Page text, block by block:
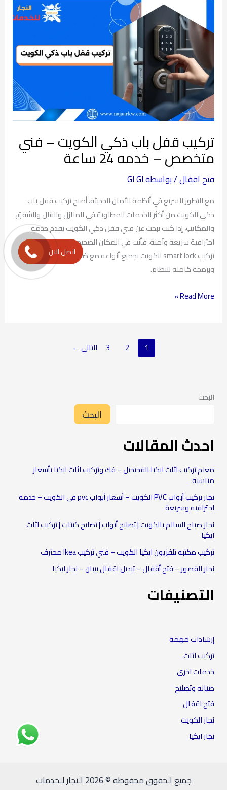
تركيب قفل باب ذكي الكويت – فني
متخصص – خدمه 24 ساعة
فتح اقفال/ بواسطةGI GI
مع التطور السريع في أنظمة الأمان الحديثة، أصبح تركيب قفل باب
ذكي الكويت من أكثر الخدمات المطلوبة في المنازل والفلل والشقق
والمكاتب، إذا كنت تبحث عن فني قفل ذكي الكويت يقدم خدمة
احترافية سريعة وآمنة، فأنت في المكان الصحيح. نحن نوفر خدمة
تركيب smart lock الكويت بجميع أنواعه مع ضمان على التركيب
وبرمجة كاملة للنظام.
باب
الكويت
–
فني
متخصص
–
24
ساعة
Read More »
1
2
3 التالي ←
البحث
البحث
احدث المقالات
معلم تركيب اثاث ايكيا الفحيحيل – فك وتركيب اثاث ايكيا بأسعار
مناسبة
نجار تركيب أبواب PVC الكويت – أسعار أبواب pvc فى الكويت – خدمه
احترافيه وسريعة
نجار صباح السالم بالكويت | تصليح أبواب | تصليح كبتات | تركيب اثاث
ايكيا
تركيب مكتبه تلفزيون ايكيا الكويت – فني تركيب Ikea محترف
نجار القصور – فتح أقفال – تبديل اقفال بيبان – نجار ايكيا
التصنيفات
إرشادات مهمة
تركيب اثاث
خدمات اخرى
صيانه وتصليح
فتح اقفال
نجار الكويت
نجار ايكيا
جميع الحقوق محفوظة © 2026 النجار للخدمات
اتصل الان